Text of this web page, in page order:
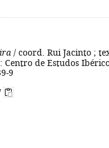
/ coord. Rui Jacinto ;
Centro de Estudos
9